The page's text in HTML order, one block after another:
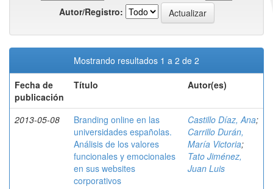
Autor/Registro:
Mostrando resultados 1 a 2 de 2
Fecha de
publicación
Título Autor(es)
2013-05-08
Branding online en las
universidades españolas.
Análisis de los valores
funcionales y emocionales
en sus websites
corporativos
Castillo Díaz, Ana;
Carrillo Durán,
María Victoria;
Tato Jiménez,
Juan Luis